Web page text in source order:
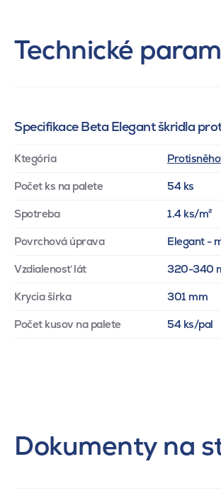
Technické
Specifikace Beta Elegant škridla
Ktegória
Počet ks na palete 54 ks
Spotreba 1.4 ks/m²
Povrchová úprava Elegant -
Vzdialenosť lát 320-340
Krycia šírka 301 mm
Počet kusov na palete 54 ks/pal
Dokumenty na